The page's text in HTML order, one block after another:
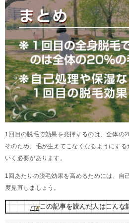
1回目の脱毛で効果を発揮するのは、全体の
そのため、毛が生えてこなくなるようにす
いく必要があります。
1回あたりの脱毛効果を高めるためには、自
度見直しましょう。
この記事を読んだ人はこんな